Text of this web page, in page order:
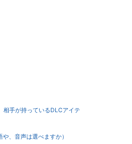
相手が持っているDLCアイテ
、音声は選べますか）